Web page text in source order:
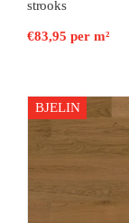
strooks
€83,95 per m²
BJELIN